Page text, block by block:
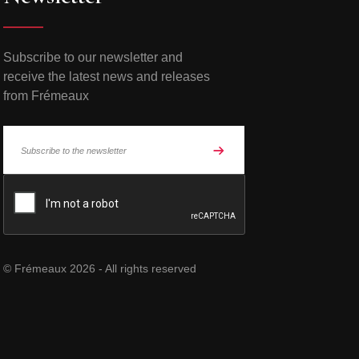
Subscribe to our newsletter and
receive the latest news and releases
from Frémeaux
© Frémeaux 2026 - All rights reserved